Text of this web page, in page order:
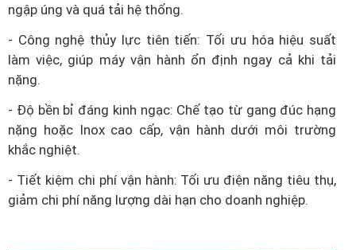
ngập úng và quá tải hệ thống.
- Công nghệ thủy lực tiên tiến: Tối ưu hóa hiệu suất
làm việc, giúp máy vận hành ổn định ngay cả khi tải
nặng.
- Độ bền bỉ đáng kinh ngạc: Chế tạo từ gang đúc hạng
nặng hoặc Inox cao cấp, vận hành dưới môi trường
khắc nghiệt.
- Tiết kiệm chi phí vận hành: Tối ưu điện năng tiêu thụ,
giảm chi phí năng lượng dài hạn cho doanh nghiệp.